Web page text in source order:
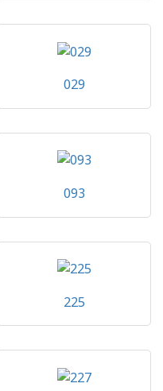
029
093
225